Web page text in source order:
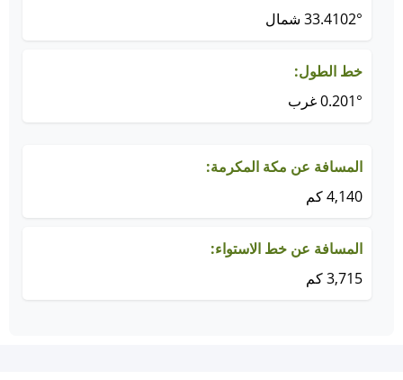
33.4102° شمال
خط الطول:
0.201° غرب
المسافة عن مكة المكرمة:
4,140 كم
المسافة عن خط الاستواء:
3,715 كم